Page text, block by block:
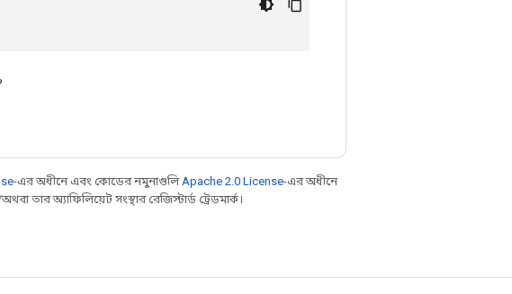
-এর অধীনে এবং কোডের নমুনাগুলি Apache 2.0 License-এর অধীনে
তার অ্যাফিলিয়েট সংস্থার রেজিস্টার্ড ট্রেডমার্ক।